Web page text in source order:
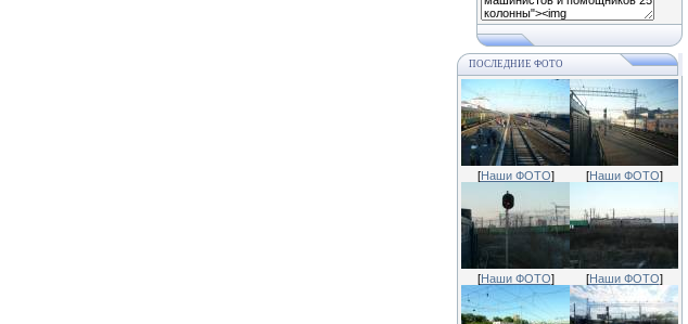
ПОСЛЕДНИЕ ФОТО
[Наши ФОТО] [Наши ФОТО]
[Наши ФОТО] [Наши ФОТО]